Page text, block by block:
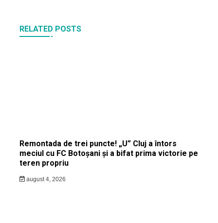
RELATED POSTS
Remontada de trei puncte! „U” Cluj a întors
meciul cu FC Botoșani și a bifat prima victorie pe
teren propriu
august 4, 2026